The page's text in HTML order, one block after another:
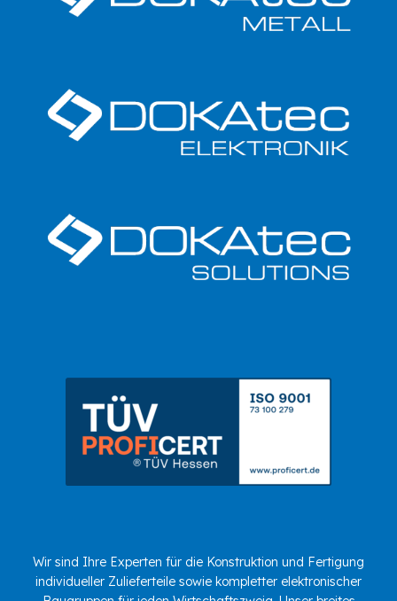
Wir sind Ihre Experten für die Konstruktion und Fertigung
individueller Zulieferteile sowie kompletter elektronischer